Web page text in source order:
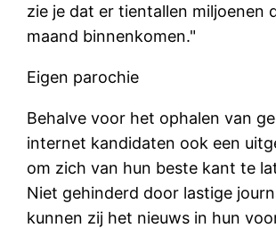
zie je dat er tientallen miljoenen
maand binnenkomen."
Eigen parochie
Behalve voor het ophalen van
internet kandidaten ook een
om zich van hun beste kant te
Niet gehinderd door lastige
kunnen zij het nieuws in hun